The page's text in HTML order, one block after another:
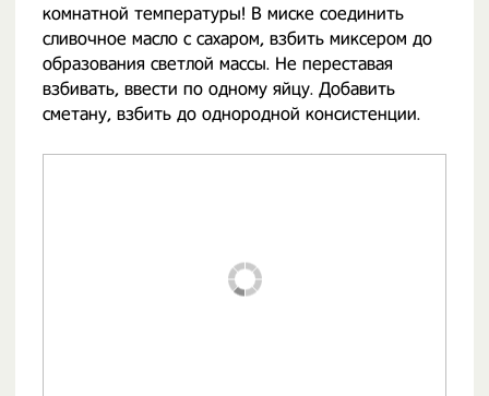
комнатной температуры! В миске соединить
сливочное масло с сахаром, взбить миксером до
образования светлой массы. Не переставая
взбивать, ввести по одному яйцу. Добавить
сметану, взбить до однородной консистенции.